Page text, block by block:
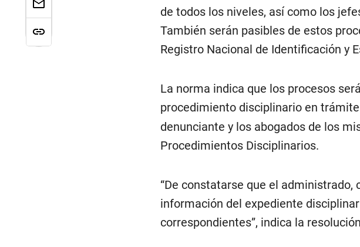
de todos los niveles, así como los
También serán pasibles de estos
Registro Nacional de Identificación y
La norma indica que los procesos
procedimiento disciplinario en
denunciante y los abogados de los
Procedimientos Disciplinarios.
“De constatarse que el
información del expediente
correspondientes”, indica la